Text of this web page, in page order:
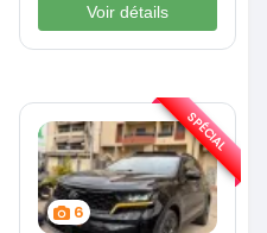
Voir détails
6
SPÉCIAL